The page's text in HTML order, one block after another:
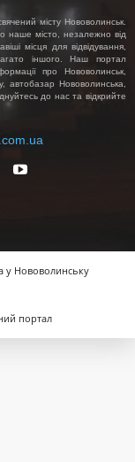
місту Нововолинськ.
наше місто, незалежно від
місця для відвідування,
іншого. Наш портал
про Нововолинськ,
автобазар Нововолинська,
до нас та відкрийте
у Нововолинську
портал